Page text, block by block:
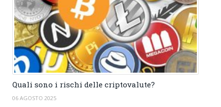
Quali sono i rischi delle criptovalute?
06 AGOSTO 2025